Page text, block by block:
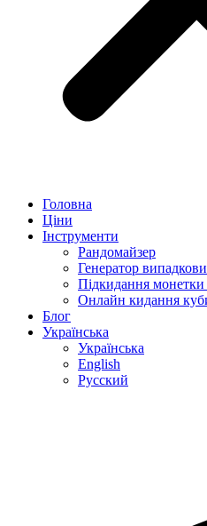
Головна
Ціни
Інструменти
Рандомайзер
Генератор
Підкидання
Онлайн кидання
Блог
Українська
Українська
English
Русский